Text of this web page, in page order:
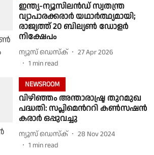
ഇന്ത്യ-ന്യൂസിലൻഡ് സ്വതന്ത്ര
വ്യാപാരക്കരാർ യഥാർത്ഥ്യമായി;
രാജ്യത്ത് 20 ബില്യൺ ഡോളർ
നിക്ഷേപം
ന്യൂസ് ഡെസ്ക്
27 Apr 2026
1 min read
NEWSROOM
വിഴിഞ്ഞം അന്താരാഷ്ട്ര തുറമുഖ
പദ്ധതി: സപ്ലിമെന്‍ററി കൺസഷൻ
കരാർ ഒപ്പുവച്ചു
ന്യൂസ് ഡെസ്ക്
28 Nov 2024
1 min read